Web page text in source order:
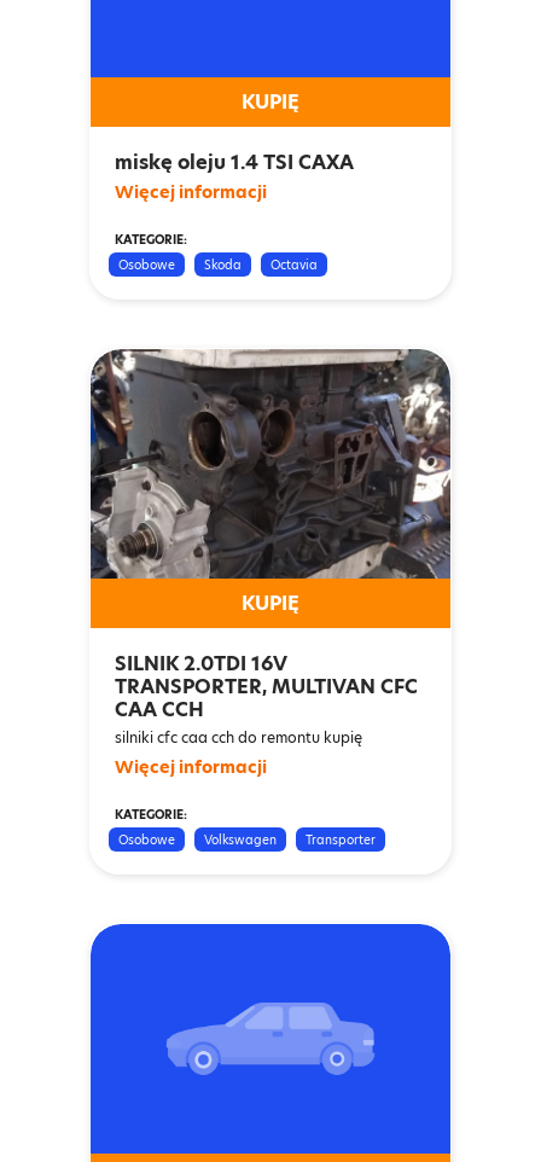
KUPIĘ
miskę oleju 1.4 TSI CAXA
Więcej informacji
KATEGORIE:
Osobowe
Skoda Octavia
KUPIĘ
SILNIK 2.0TDI 16V
TRANSPORTER, MULTIVAN CFC
CAA CCH
silniki cfc caa cch do remontu kupię
Więcej informacji
KATEGORIE:
Osobowe
Volkswagen Transporter